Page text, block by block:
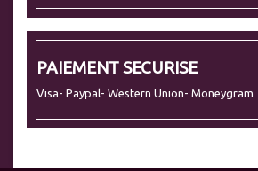
PAIEMENT SECURISE
Visa- Paypal- Western Union- Moneygram